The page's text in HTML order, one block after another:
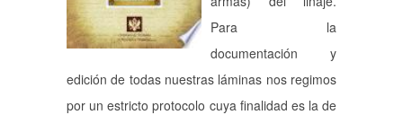
Para la
documentación y
edición de todas nuestras láminas nos regimos
por un estricto protocolo cuya finalidad es la de